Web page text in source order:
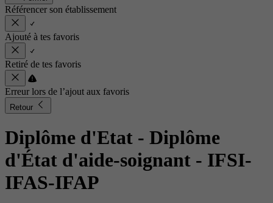
Référencer son établissement
Ajouté à tes favoris
Retiré de tes favoris
Erreur lors de l’ajout aux favoris
Retour
Diplôme d'Etat - Diplôme
d'État d'aide-soignant - IFSI-
IFAS-IFAP